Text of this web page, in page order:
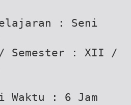
: Seni
Semester : XII /
Waktu : 6 Jam